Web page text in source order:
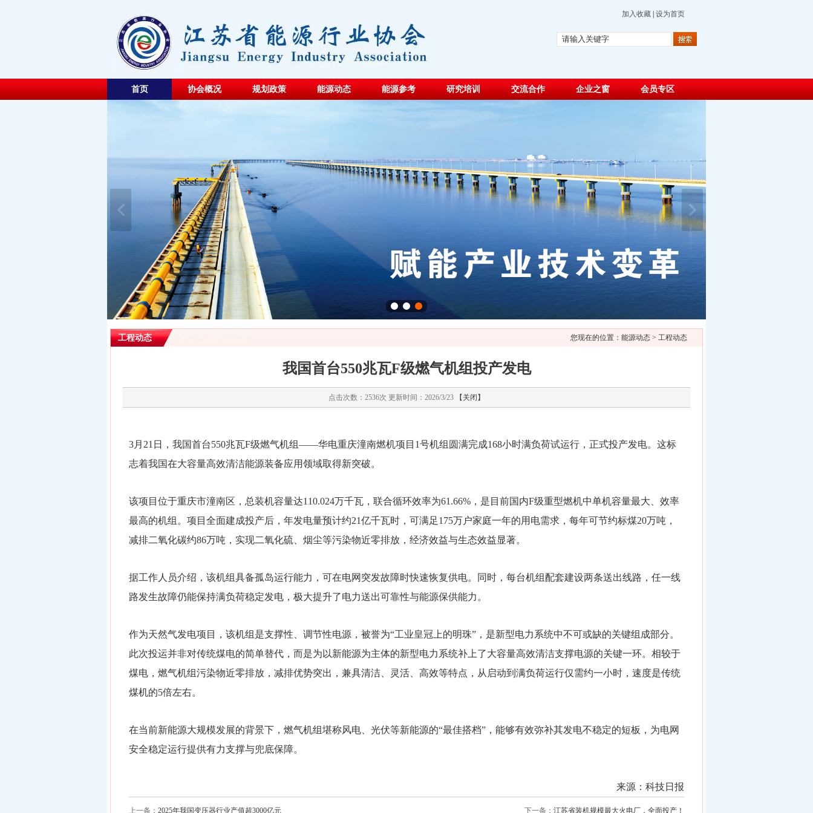
加入收藏 设为首页
首页 协会概况 规划政策 能源动态 能源参考 研究培训 交流合作 企业之窗 会员专区
您现在的位置：能源动态 > 工程动态
工程动态
我国首台550兆瓦F级燃气机组投产发电
点击次数：2536次 更新时间：2026/3/23 【关闭】
3月21日，我国首台550兆瓦F级燃气机组——华电重庆潼南燃机项目1号机组圆满完成168小时满负荷试运行，正式投产发电。这标
志着我国在大容量高效清洁能源装备应用领域取得新突破。
该项目位于重庆市潼南区，总装机容量达110.024万千瓦，联合循环效率为61.66%，是目前国内F级重型燃机中单机容量最大、效率
最高的机组。项目全面建成投产后，年发电量预计约21亿千瓦时，可满足175万户家庭一年的用电需求，每年可节约标煤20万吨，
减排二氧化碳约86万吨，实现二氧化硫、烟尘等污染物近零排放，经济效益与生态效益显著。
据工作人员介绍，该机组具备孤岛运行能力，可在电网突发故障时快速恢复供电。同时，每台机组配套建设两条送出线路，任一线
路发生故障仍能保持满负荷稳定发电，极大提升了电力送出可靠性与能源保供能力。
作为天然气发电项目，该机组是支撑性、调节性电源，被誉为“工业皇冠上的明珠”，是新型电力系统中不可或缺的关键组成部分。
此次投运并非对传统煤电的简单替代，而是为以新能源为主体的新型电力系统补上了大容量高效清洁支撑电源的关键一环。相较于
煤电，燃气机组污染物近零排放，减排优势突出，兼具清洁、灵活、高效等特点，从启动到满负荷运行仅需约一小时，速度是传统
煤机的5倍左右。
在当前新能源大规模发展的背景下，燃气机组堪称风电、光伏等新能源的“最佳搭档”，能够有效弥补其发电不稳定的短板，为电网
安全稳定运行提供有力支撑与兜底保障。
来源：科技日报
下一条： 江苏省装机规模最大火电厂，全面投产！
上一条： 2025年我国变压器行业产值超3000亿元